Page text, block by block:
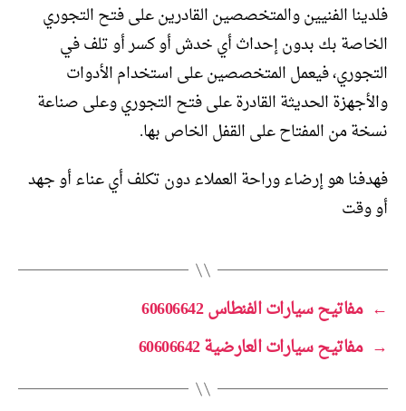
فلدينا الفنيين والمتخصصين القادرين على فتح التجوري
الخاصة بك بدون إحداث أي خدش أو كسر أو تلف في
التجوري، فيعمل المتخصصين على استخدام الأدوات
والأجهزة الحديثة القادرة على فتح التجوري وعلى صناعة
نسخة من المفتاح على القفل الخاص بها.
فهدفنا هو إرضاء وراحة العملاء دون تكلف أي عناء أو جهد
أو وقت
← مفاتيح سيارات الفنطاس 60606642
→ مفاتيح سيارات العارضية 60606642